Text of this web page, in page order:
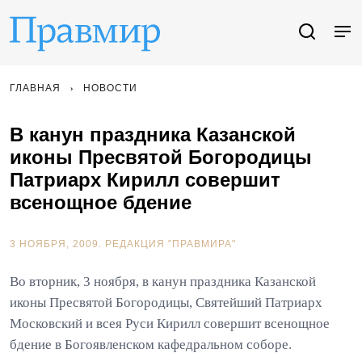
ГЛАВНАЯ НОВОСТИ
В канун праздника Казанской
иконы Пресвятой Богородицы
Патриарх Кирилл совершит
всенощное бдение
3 НОЯБРЯ, 2009. РЕДАКЦИЯ "ПРАВМИРА"
Во вторник, 3 ноября, в канун праздника Казанской
иконы Пресвятой Богородицы, Святейший Патриарх
Московский и всея Руси Кирилл совершит всенощное
бдение в Богоявленском кафедральном соборе.